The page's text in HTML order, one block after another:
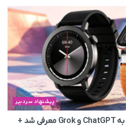
پیشنهاد سردبیر
ساعت هوشمند رولمی مجهز به ChatGPT و Grok معرفی شد +